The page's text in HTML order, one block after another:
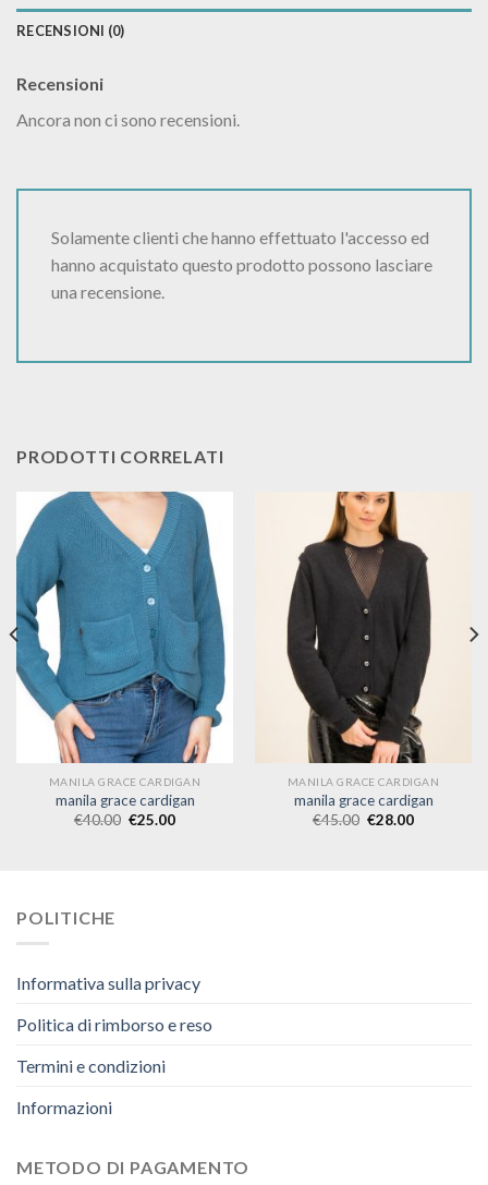
RECENSIONI (0)
Recensioni
Ancora non ci sono recensioni.
Solamente clienti che hanno effettuato l'accesso ed
hanno acquistato questo prodotto possono lasciare
una recensione.
PRODOTTI CORRELATI
MANILA GRACE CARDIGAN
manila grace cardigan
€40.00 €25.00
MANILA GRACE CARDIGAN
manila grace cardigan
€45.00 €28.00
POLITICHE
Informativa sulla privacy
Politica di rimborso e reso
Termini e condizioni
Informazioni
METODO DI PAGAMENTO